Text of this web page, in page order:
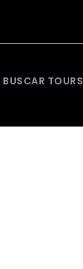
BUSCAR TOURS